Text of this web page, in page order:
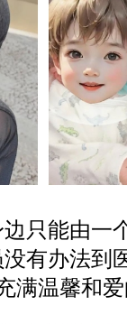
只能由一
有办法到
满温馨和